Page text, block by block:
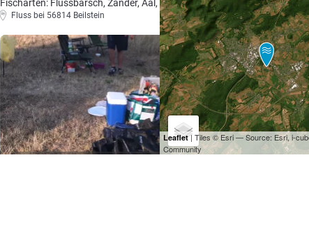
Fischarten: Flussbarsch, Zander, Aal, Döbel, Wels
Fluss bei 56814 Beilstein
Leaflet| Tiles © Esri — Source: Esri, i-
Community